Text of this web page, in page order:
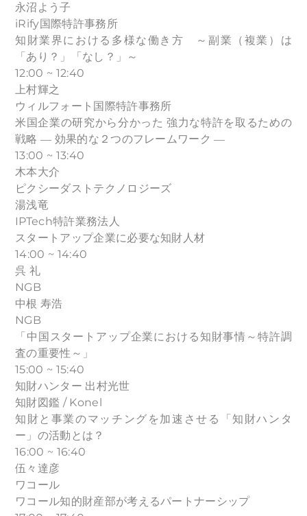
永沼よう子
iRify国際特許事務所
知財業界における多様な働き方 ～副業（複業）は
「あり？」「なし？」～
12:00 ~ 12:40
上村輝之
ウィルフォート国際特許事務所
米国企業の研究から分かった 強力な特許を取るための
戦略 ― 効果的な２つのフレームワーク ―
13:00 ~ 13:40
木本大介
ピクシーダストテクノロジーズ
湯浅竜
IPTech特許業務法人
スタートアップ企業に必要な知財人材
14:00 ~ 14:40
呉 礼
NGB
中根 寿浩
NGB
「中国スタートアップ企業における知財事情～特許調
査の重要性～」
15:00 ~ 15:40
知財ハンター 出村光世
知財図鑑 / Konel
知財と事業のマッチングを加速させる「知財ハンタ
ー」の活動とは？
16:00 ~ 16:40
伍々達彦
ワコール
ワコール知的財産部が考えるパートナーシップ